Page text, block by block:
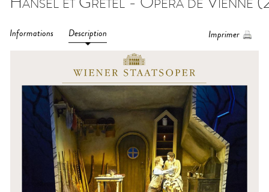
Informations Description Imprimer